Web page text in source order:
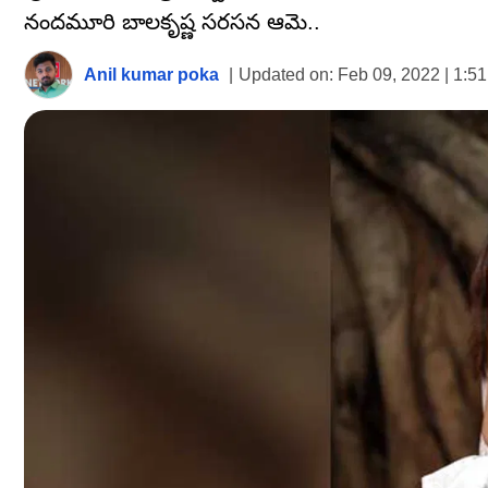
నందమూరి బాలకృష్ణ సరసన ఆమె..
Anil kumar poka Updated on: Feb 09, 2022 |